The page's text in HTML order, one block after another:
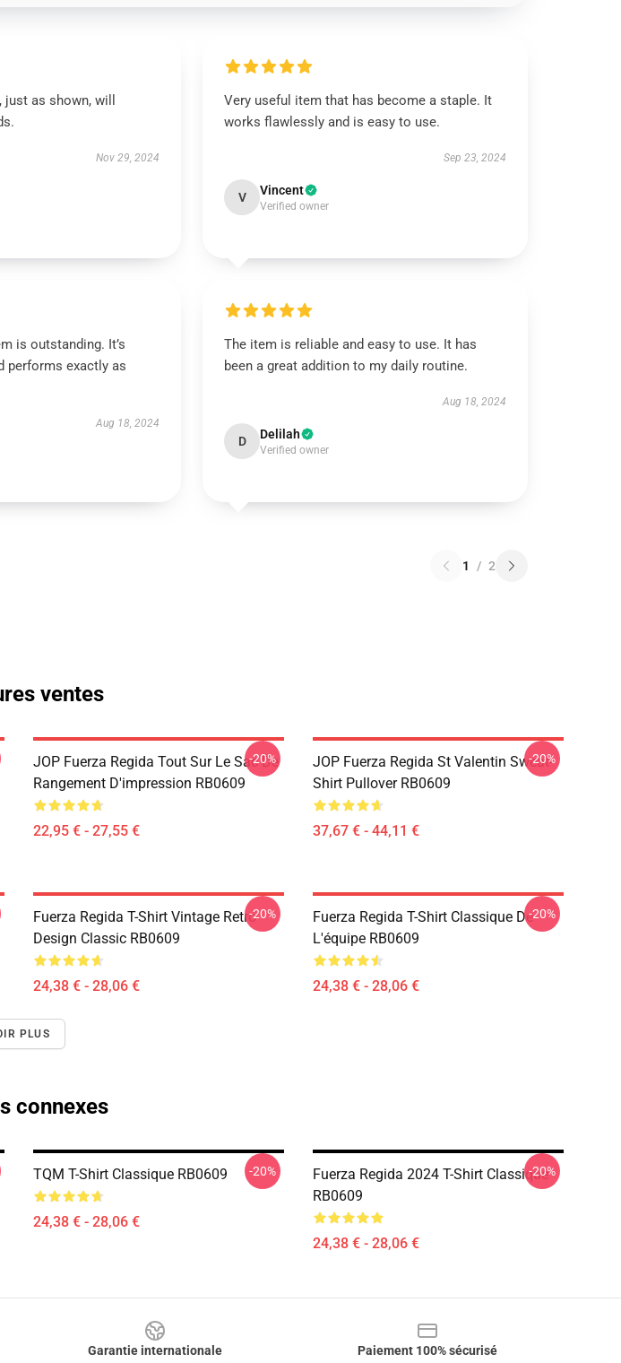
as shown, will
Nov 29, 2024
Very useful item that has become a staple. It
works flawlessly and is easy to use.
Sep 23, 2024
V Vincent
Verified owner
is outstanding. It’s
performs exactly as
Aug 18, 2024
The item is reliable and easy to use. It has
been a great addition to my daily routine.
Aug 18, 2024
D Delilah
Verified owner
1 / 2
ventes
JOP Fuerza Regida Tout Sur Le Sac De
Rangement D'impression RB0609
22,95 € - 27,55 €
-20%
JOP Fuerza Regida St Valentin Sweat-
Shirt Pullover RB0609
37,67 € - 44,11 €
-20%
Fuerza Regida T-Shirt Vintage Retro
Design Classic RB0609
24,38 € - 28,06 €
-20%
Fuerza Regida T-Shirt Classique De
L'équipe RB0609
24,38 € - 28,06 €
-20%
PLUS
connexes
TQM T-Shirt Classique RB0609
24,38 € - 28,06 €
-20%
Fuerza Regida 2024 T-Shirt Classique
RB0609
24,38 € - 28,06 €
-20%
Garantie internationale
Paiement 100% sécurisé